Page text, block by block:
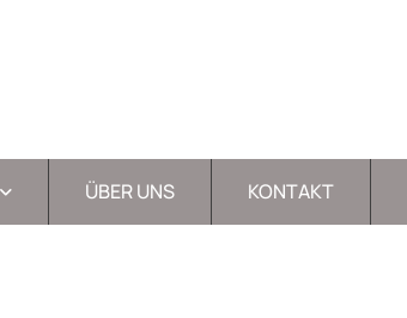
ÜBER UNS KONTAKT